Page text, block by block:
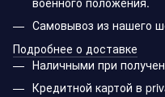
Самовывоз из нашего
Подробнее о доставке
Наличными при
Кредитной картой в